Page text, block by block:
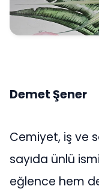
Demet Şener
Cemiyet, iş ve
sayıda ünlü
eğlence hem